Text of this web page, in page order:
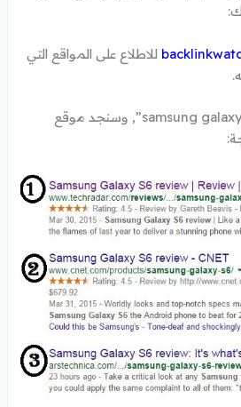
للاطلاع على المواقع التي
ولنبحث عن “samsung galaxy s6 review”, وسنجد موقع